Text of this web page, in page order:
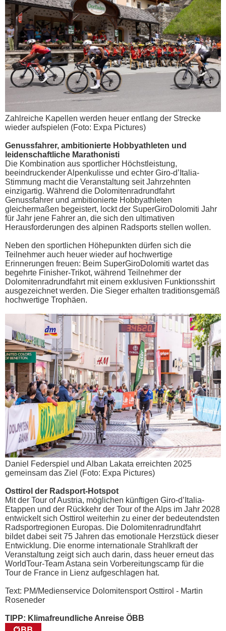
Zahlreiche Kapellen werden heuer entlang der Strecke
wieder aufspielen (Foto: Expa Pictures)
Genussfahrer, ambitionierte Hobbyathleten und
leidenschaftliche Marathonisti
Die Kombination aus sportlicher Höchstleistung,
beeindruckender Alpenkulisse und echter Giro-d’Italia-
Stimmung macht die Veranstaltung seit Jahrzehnten
einzigartig. Während die Dolomitenradrundfahrt
Genussfahrer und ambitionierte Hobbyathleten
gleichermaßen begeistert, lockt der SuperGiroDolomiti Jahr
für Jahr jene Fahrer an, die sich den ultimativen
Herausforderungen des alpinen Radsports stellen wollen.
Neben den sportlichen Höhepunkten dürfen sich die
Teilnehmer auch heuer wieder auf hochwertige
Erinnerungen freuen: Beim SuperGiroDolomiti wartet das
begehrte Finisher-Trikot, während Teilnehmer der
Dolomitenradrundfahrt mit einem exklusiven Funktionsshirt
ausgezeichnet werden. Die Sieger erhalten traditionsgemäß
hochwertige Trophäen.
Daniel Federspiel und Alban Lakata erreichten 2025
gemeinsam das Ziel (Foto: Expa Pictures)
Osttirol der Radsport-Hotspot
Mit der Tour of Austria, möglichen künftigen Giro-d’Italia-
Etappen und der Rückkehr der Tour of the Alps im Jahr 2028
entwickelt sich Osttirol weiterhin zu einer der bedeutendsten
Radsportregionen Europas. Die Dolomitenradrundfahrt
bildet dabei seit 75 Jahren das emotionale Herzstück dieser
Entwicklung. Die enorme internationale Strahlkraft der
Veranstaltung zeigt sich auch darin, dass heuer erneut das
WorldTour-Team Astana sein Vorbereitungscamp für die
Tour de France in Lienz aufgeschlagen hat.
Text: PM/Medienservice Dolomitensport Osttirol - Martin
Roseneder
TIPP: Klimafreundliche Anreise ÖBB